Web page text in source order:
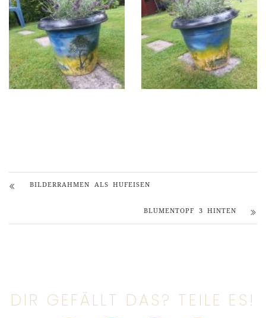
BILDERRAHMEN ALS HUFEISEN
BLUMENTOPF 3 HINTEN
DIR GEFÄLLT DAS? TEILE ES!